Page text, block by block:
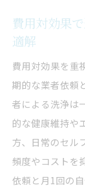
費用対効果
適解
費用対効果を重
期的な業者依頼
者による洗浄は
的な健康維持や
方、日常のセル
頻度やコストを
依頼と月1回の